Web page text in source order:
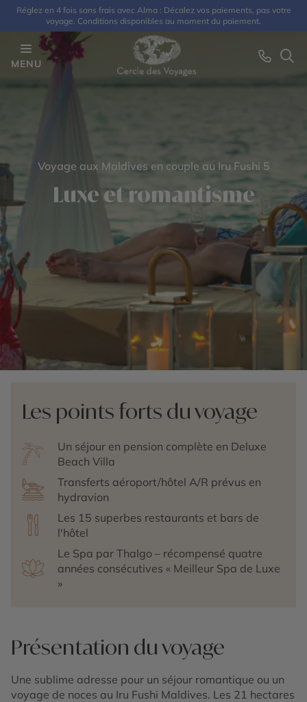
Réglez en 4 fois sans frais avec Alma : Décalez vos paiements, pas votre
voyage. Conditions disponibles au moment du paiement.
MENU
Voyage aux Maldives en couple au Iru Fushi 5
Luxe et romantisme
Les points forts du voyage
Un séjour en pension complète en Deluxe
Beach Villa
Transferts aéroport/hôtel A/R prévus en
hydravion
Les 15 superbes restaurants et bars de
l'hôtel
Le Spa par Thalgo – récompensé quatre
années consécutives « Meilleur Spa de Luxe
»
Présentation du voyage
Une sublime adresse pour un séjour romantique ou un
voyage de noces au Iru Fushi Maldives. Les 21 hectares